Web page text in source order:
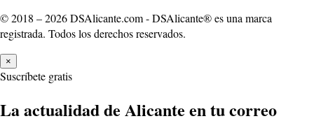
© 2018 – 2026 DSAlicante.com - DSAlicante® es una marca
registrada. Todos los derechos reservados.
×
Suscríbete gratis
La actualidad de Alicante en tu correo